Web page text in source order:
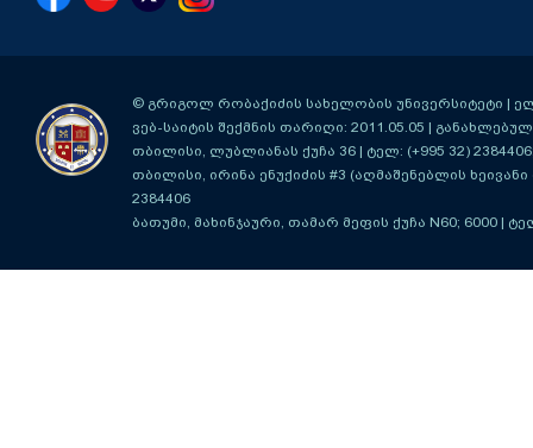
© გრიგოლ რობაქიძის სახელობის უნივერსიტეტი |
ვებ-საიტის შექმნის თარიღი: 2011.05.05 |
თბილისი, ლუბლიანას ქუჩა 36 | ტელ: (+995 32)
თბილისი, ირინა ენუქიძის #3 (აღმაშენებლის ხეივანი
2384406
ბათუმი, მახინჯაური, თამარ მეფის ქუჩა N60; 6000 |